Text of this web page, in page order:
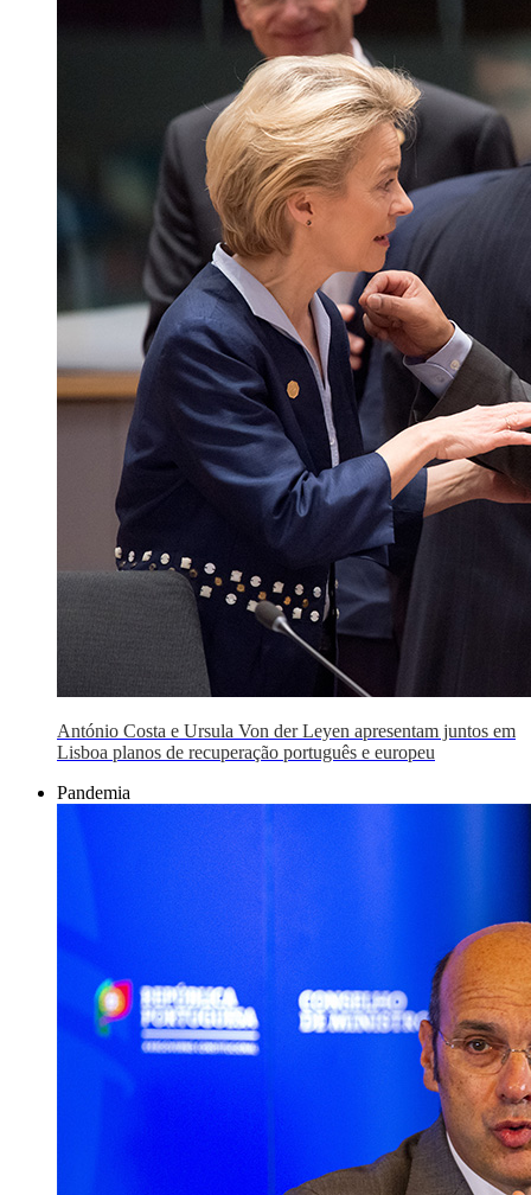
António Costa e Ursula Von der Leyen apresentam juntos em
Lisboa planos de recuperação português e europeu
Pandemia